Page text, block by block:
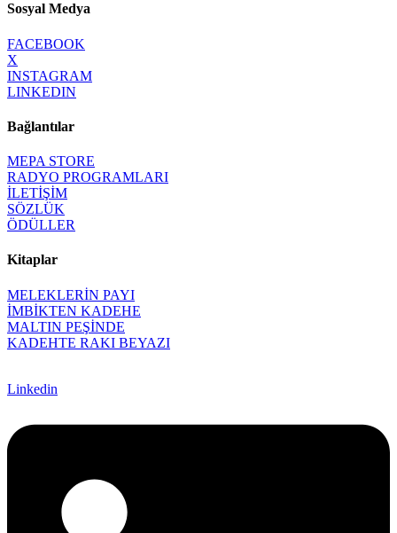
Sosyal Medya
FACEBOOK
X
INSTAGRAM
LINKEDIN
Bağlantılar
MEPA STORE
RADYO PROGRAMLARI
İLETİŞİM
SÖZLÜK
ÖDÜLLER
Kitaplar
MELEKLERİN PAYI
İMBİKTEN KADEHE
MALTIN PEŞİNDE
KADEHTE RAKI BEYAZI
Linkedin